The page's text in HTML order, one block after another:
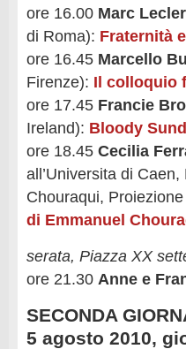
ore 16.00 Marc
di Roma): Fraternità
ore 16.45 Marcello
Firenze): Il colloquio
ore 17.45 Francie
Ireland): Bloody
ore 18.45 Cecilia
all’Universita di
Chouraqui,
di Emmanuel
serata, Piazza XX
ore 21.30 Anne e
SECONDA
5 agosto 2010,